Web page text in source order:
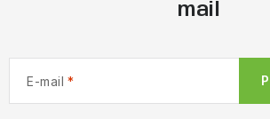
mail
E-mail